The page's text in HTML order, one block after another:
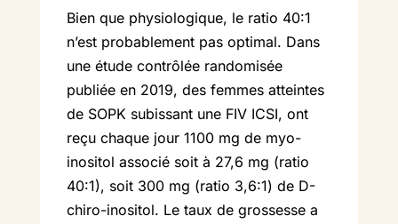
Bien que physiologique, le ratio 40:1
n’est probablement pas optimal. Dans
une étude contrôlée randomisée
publiée en 2019, des femmes atteintes
de SOPK subissant une FIV ICSI, ont
reçu chaque jour 1100 mg de myo-
inositol associé soit à 27,6 mg (ratio
40:1), soit 300 mg (ratio 3,6:1) de D-
chiro-inositol. Le taux de grossesse a